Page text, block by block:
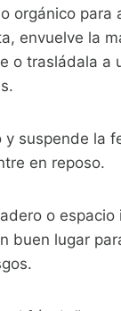
orgánico para
envuelve la
o trasládala a
y suspende la
en reposo.
o espacio
buen lugar